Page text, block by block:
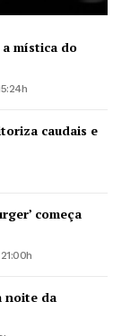
mística do
caudais e
começa
noite da